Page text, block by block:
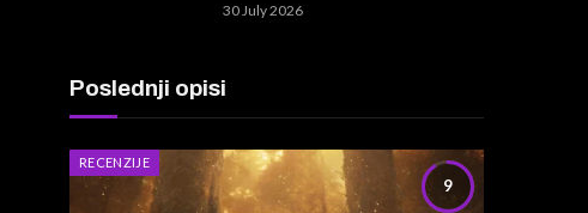
30 July 2026
Poslednji opisi
9
RECENZIJE